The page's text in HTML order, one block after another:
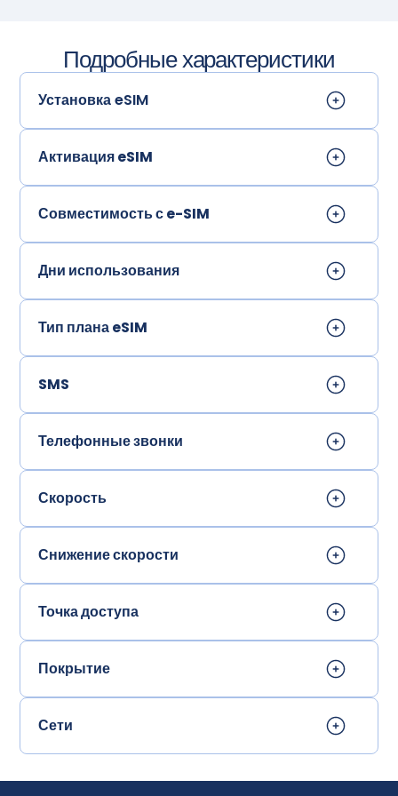
Подробные характеристики
Установка eSIM
Активация eSIM
Совместимость с e-SIM
Дни использования
Тип плана eSIM
SMS
Телефонные звонки
Скорость
Снижение скорости
Точка доступа
Покрытие
Сети